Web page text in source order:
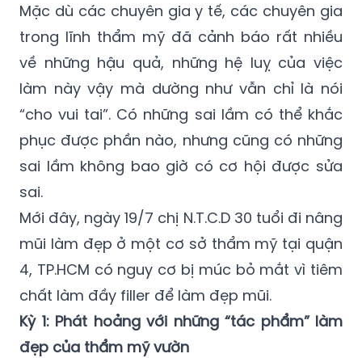
Mặc dù các chuyên gia y tế, các chuyên gia
trong lĩnh thẩm mỹ đã cảnh báo rất nhiều
về những hậu quả, những hệ luỵ của việc
làm này vậy mà dường như vẫn chỉ là nói
“cho vui tai”. Có những sai lầm có thể khắc
phục được phần nào, nhưng cũng có những
sai lầm không bao giờ có cơ hội được sửa
sai.
Mới đây, ngày 19/7 chị N.T.C.D 30 tuổi đi nâng
mũi làm đẹp ở một cơ sở thẩm mỹ tại quận
4, TP.HCM có nguy cơ bị múc bỏ mắt vì tiêm
chất làm đầy filler để làm đẹp mũi.
Kỳ 1: Phát hoảng với những “tác phẩm” làm
đẹp của thẩm mỹ vườn